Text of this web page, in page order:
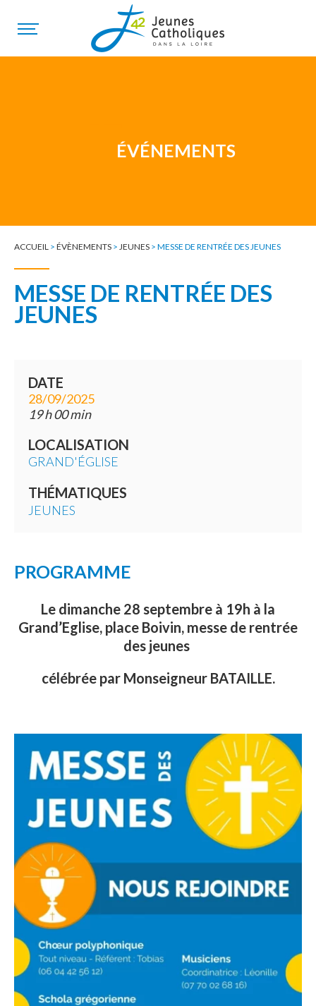
ÉVÉNEMENTS
ACCUEIL > ÉVÈNEMENTS > JEUNES > MESSE DE RENTRÉE DES JEUNES
MESSE DE RENTRÉE DES
JEUNES
DATE
28/09/2025
19 h 00 min
LOCALISATION
GRAND'ÉGLISE
THÉMATIQUES
JEUNES
PROGRAMME
Le dimanche 28 septembre à 19h à la
Grand’Eglise, place Boivin, messe de rentrée
des jeunes
célébrée par Monseigneur BATAILLE.